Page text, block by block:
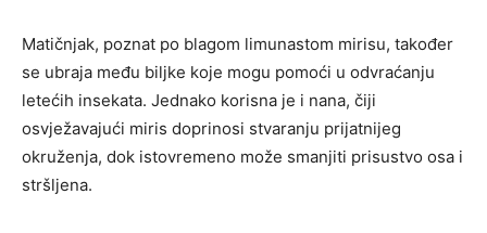
Matičnjak, poznat po blagom limunastom mirisu, također
se ubraja među biljke koje mogu pomoći u odvraćanju
letećih insekata. Jednako korisna je i nana, čiji
osvježavajući miris doprinosi stvaranju prijatnijeg
okruženja, dok istovremeno može smanjiti prisustvo osa i
stršljena.